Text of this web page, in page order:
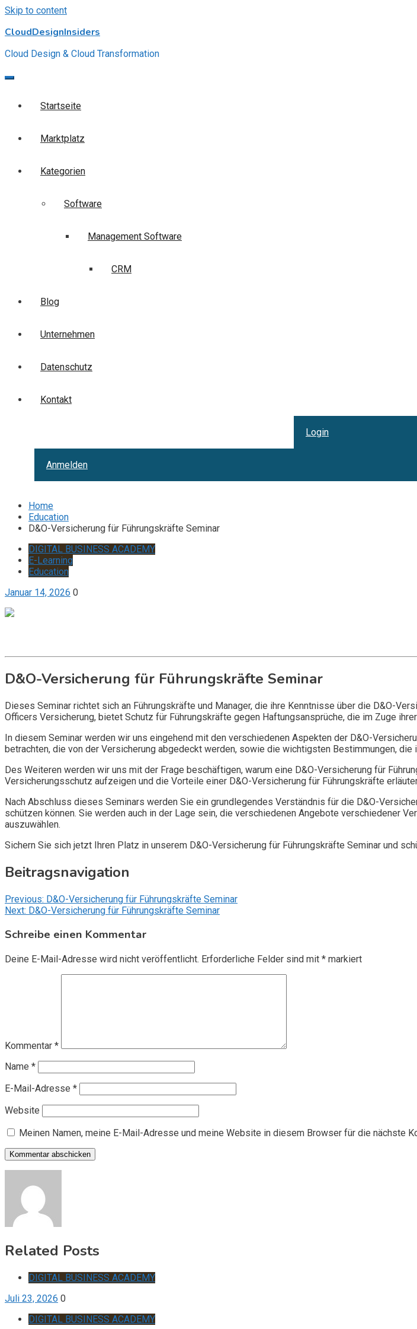
Skip to content
CloudDesignInsiders
Cloud Design & Cloud Transformation
Startseite
Marktplatz
Kategorien
Software
Management Software
CRM
Blog
Unternehmen
Datenschutz
Kontakt
Login
Anmelden
Home
Education
D&O-Versicherung für Führungskräfte Seminar
DIGITAL BUSINESS ACADEMY
E-Learning
Education
Januar 14, 2026 0
D&O-Versicherung für Führungskräfte Seminar
Dieses Seminar richtet sich an Führungskräfte und Manager, die ihre Kenntnisse über die D&O-
Officers Versicherung, bietet Schutz für Führungskräfte gegen Haftungsansprüche, die im Zuge
In diesem Seminar werden wir uns eingehend mit den verschiedenen Aspekten der D&O-
betrachten, die von der Versicherung abgedeckt werden, sowie die wichtigsten Bestimmungen, die
Des Weiteren werden wir uns mit der Frage beschäftigen, warum eine D&O-Versicherung für
Versicherungsschutz aufzeigen und die Vorteile einer D&O-Versicherung für Führungskräfte
Nach Abschluss dieses Seminars werden Sie ein grundlegendes Verständnis für die D&O-
schützen können. Sie werden auch in der Lage sein, die verschiedenen Angebote verschiedener
auszuwählen.
Sichern Sie sich jetzt Ihren Platz in unserem D&O-Versicherung für Führungskräfte Seminar und
Beitragsnavigation
Previous: D&O-Versicherung für Führungskräfte Seminar
Next: D&O-Versicherung für Führungskräfte Seminar
Schreibe einen Kommentar
Deine E-Mail-Adresse wird nicht veröffentlicht. Erforderliche Felder sind mit * markiert
Kommentar *
Name *
E-Mail-Adresse *
Website
Meinen Namen, meine E-Mail-Adresse und meine Website in diesem Browser für die nächste
Related Posts
DIGITAL BUSINESS ACADEMY
Juli 23, 2026 0
DIGITAL BUSINESS ACADEMY